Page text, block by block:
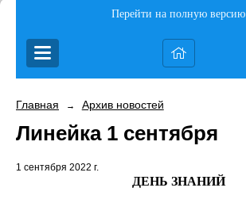
Перейти на полную версию
Главная → Архив новостей
Линейка 1 сентября
1 сентября 2022 г.
ДЕНЬ ЗНАНИЙ